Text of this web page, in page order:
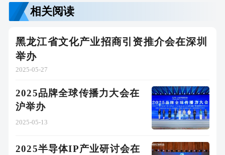
相关阅读
黑龙江省文化产业招商引资推介会在深圳
举办
2025-05-27
2025品牌全球传播力大会在
沪举办
2025-05-13
2025半导体IP产业研讨会在